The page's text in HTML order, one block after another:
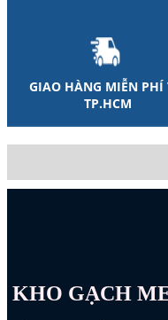
GIAO HÀNG MIỄN PHÍ
TP.HCM
KHO GẠCH